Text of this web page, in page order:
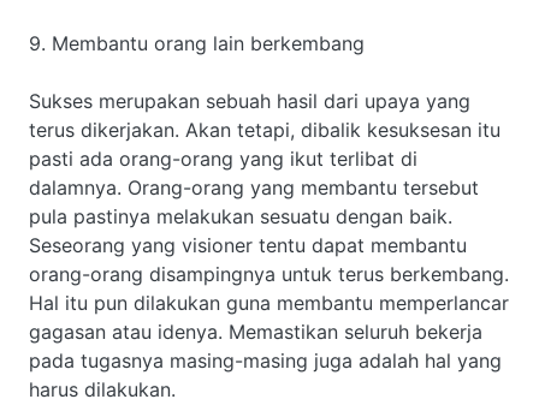
9. Membantu orang lain berkembang
Sukses merupakan sebuah hasil dari upaya yang
terus dikerjakan. Akan tetapi, dibalik kesuksesan itu
pasti ada orang-orang yang ikut terlibat di
dalamnya. Orang-orang yang membantu tersebut
pula pastinya melakukan sesuatu dengan baik.
Seseorang yang visioner tentu dapat membantu
orang-orang disampingnya untuk terus berkembang.
Hal itu pun dilakukan guna membantu memperlancar
gagasan atau idenya. Memastikan seluruh bekerja
pada tugasnya masing-masing juga adalah hal yang
harus dilakukan.